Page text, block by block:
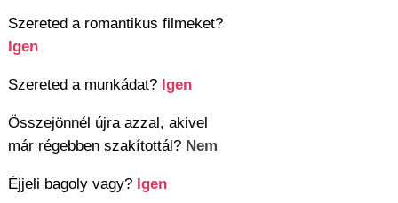
Szereted a romantikus filmeket?
Igen
Szereted a munkádat? Igen
Összejönnél újra azzal, akivel
már régebben szakítottál? Nem
Éjjeli bagoly vagy? Igen